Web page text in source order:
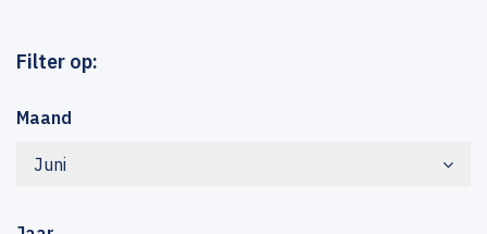
Filter op:
Maand
Juni